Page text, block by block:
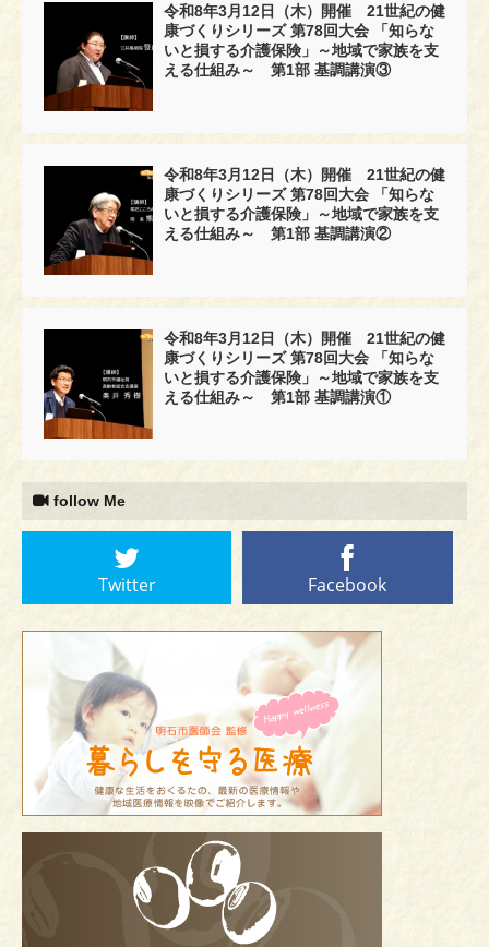
令和8年3月12日（木）開催 21世紀の健
康づくりシリーズ 第78回大会 「知らな
いと損する介護保険」～地域で家族を支
える仕組み～ 第1部 基調講演③
令和8年3月12日（木）開催 21世紀の健
康づくりシリーズ 第78回大会 「知らな
いと損する介護保険」～地域で家族を支
える仕組み～ 第1部 基調講演②
令和8年3月12日（木）開催 21世紀の健
康づくりシリーズ 第78回大会 「知らな
いと損する介護保険」～地域で家族を支
える仕組み～ 第1部 基調講演①
follow Me
Twitter Facebook